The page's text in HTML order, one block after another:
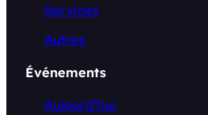
Services
Autres
Événements
Aujourd’hui